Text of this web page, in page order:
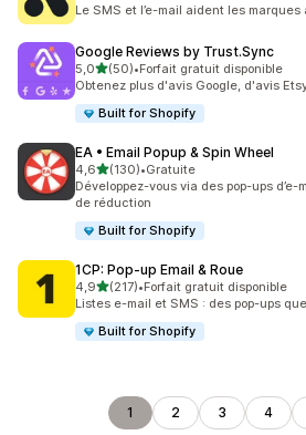
Le SMS et l’e-mail aident les marques
Google Reviews by Trust.Sync
5,0étoile(s) sur 5
(50)
50 avis au total
•Forfait gratuit disponible
Obtenez plus d'avis Google, d'avis
Built for Shopify
EA • Email Popup & Spin Wheel
4,6étoile(s) sur 5
(130)
130 avis au total
•Gratuite
Développez-vous via des pop-ups
de réduction
Built for Shopify
1CP: Pop‑up Email & Roue
4,9étoile(s) sur 5
(217)
217 avis au total
•Forfait gratuit disponible
Listes e-mail et SMS : des pop-ups
Built for Shopify
1 2 3 4